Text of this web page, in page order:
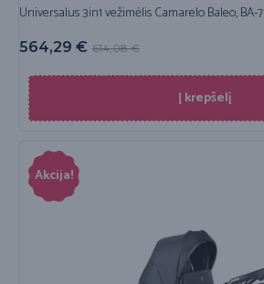
Universalus 3in1 vežimėlis Camarelo Baleo, BA-7
614,08€
564,29 €
Į krepšelį
Akcija!